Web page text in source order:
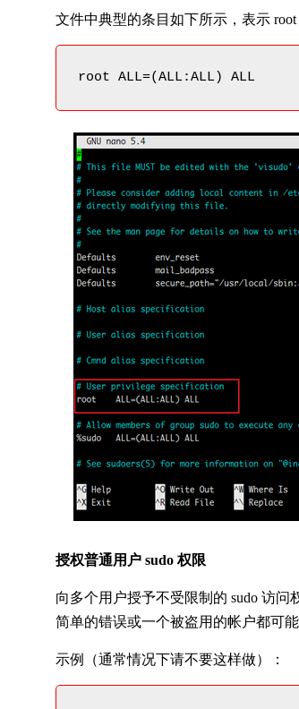
文件中典型的条目如下所示，表示
root ALL=(ALL:ALL) ALL
授权普通用户 sudo 权限
向多个用户授予不受限制的 sudo 访
简单的错误或一个被盗用的帐户都可
示例（通常情况下请不要这样做）：